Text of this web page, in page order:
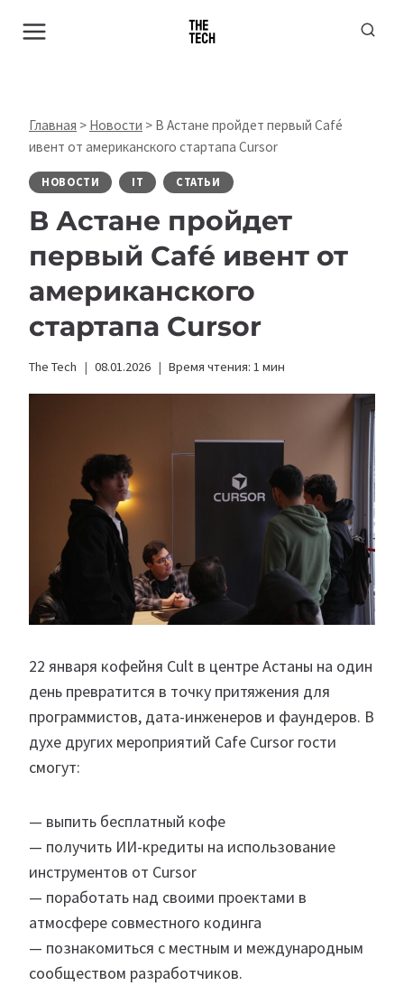
Главная > Новости > В Астане пройдет первый Café
ивент от американского стартапа Cursor
НОВОСТИ IT СТАТЬИ
В Астане пройдет
первый Café ивент от
американского
стартапа Cursor
The Tech 08.01.2026 Время чтения: 1 мин
22 января кофейня Cult в центре Астаны на один
день превратится в точку притяжения для
программистов, дата-инженеров и фаундеров. В
духе других мероприятий Cafe Cursor гости
смогут:
— выпить бесплатный кофе
— получить ИИ-кредиты на использование
инструментов от Cursor
— поработать над своими проектами в
атмосфере совместного кодинга
— познакомиться с местным и международным
сообществом разработчиков.